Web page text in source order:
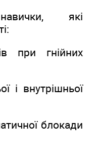
які
при гнійних
і внутрішньої
блокади